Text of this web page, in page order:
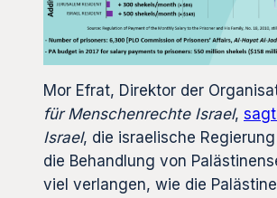
Mor Efrat, Direktor der
für Menschenrechte Israel,
Israel, die israelische
die Behandlung von
viel verlangen, wie die